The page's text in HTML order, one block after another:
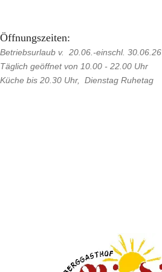
Öffnungszeiten:
Betriebsurlaub v. 20.06.-einschl. 30.06.26
Täglich geöffnet von 10.00 - 22.00 Uhr
Küche bis 20.30 Uhr, Dienstag Ruhetag